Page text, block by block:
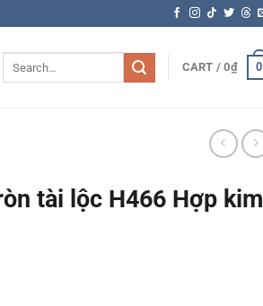
CART /0₫ 0
tài lộc H466 Hợp kim